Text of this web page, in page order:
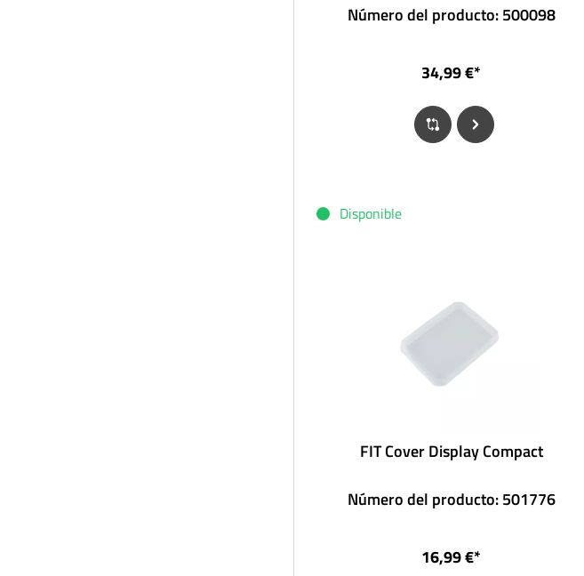
Número del producto: 500098
34,99 €*
Disponible
FIT Cover Display Compact
Número del producto: 501776
16,99 €*